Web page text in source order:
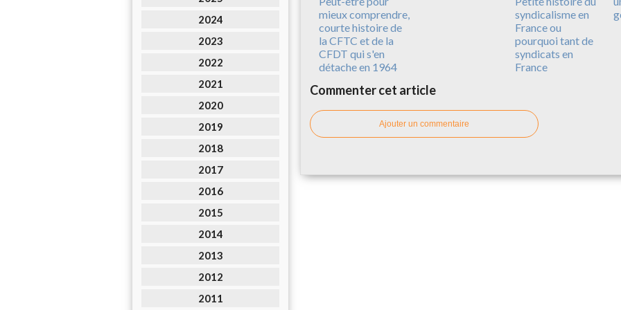
2024
2023
2022
2021
2020
2019
2018
2017
2016
2015
2014
2013
2012
2011
mieux comprendre,
courte histoire de
la CFTC et de la
CFDT qui s'en
détache en 1964
syndicalisme en
France ou
pourquoi tant de
syndicats en
France
Commenter cet article
Ajouter un commentaire